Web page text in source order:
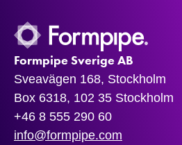
Formpipe Sverige AB
Sveavägen 168, Stockholm
Box 6318, 102 35 Stockholm
+46 8 555 290 60
info@formpipe.com